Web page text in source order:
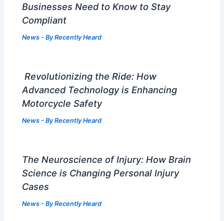
Businesses Need to Know to Stay
Compliant
News - ByRecently Heard
Revolutionizing the Ride: How
Advanced Technology is Enhancing
Motorcycle Safety
News - ByRecently Heard
The Neuroscience of Injury: How Brain
Science is Changing Personal Injury
Cases
News - ByRecently Heard